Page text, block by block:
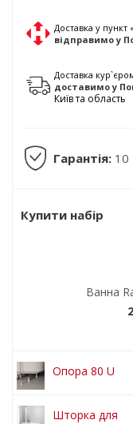
Доставка у пункт
відправимоу
Доставка
доставимоу
Київ та область
Гарантія: 10
Купити набір
Ванна
Опора 80 U
Шторка для